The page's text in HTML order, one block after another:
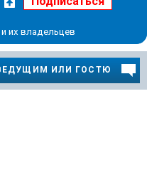
их владельцев
ИЛИ ГОСТЮ